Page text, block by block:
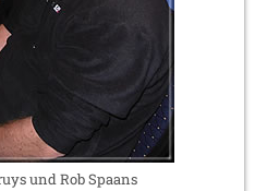
und Rob Spaans